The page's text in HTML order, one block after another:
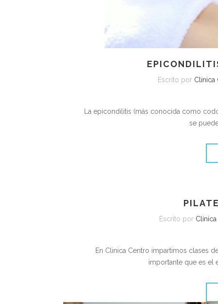
Escrito por Clínica
La epicondilitis (más conocida como
se
Escrito por
En Clinica Centro impartimos clases
importante que es el